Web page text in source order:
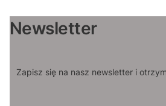
Newsletter
Zapisz się na nasz newsletter i